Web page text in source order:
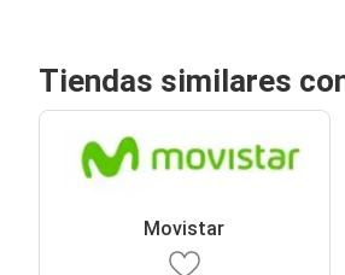
Tiendas similares
Movistar